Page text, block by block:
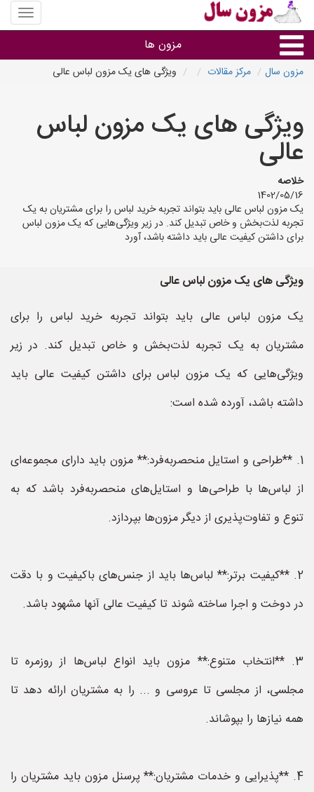
منوی
سایت
سال
مزون ها
استان ها
مزون سال مرکز مقالات ویژگی های یک مزون لباس عالی
ویژگی های یک مزون لباس
عالی
خلاصه
1402/05/16
یک مزون لباس عالی باید بتواند تجربه خرید لباس را برای مشتریان به یک
تجربه لذت‌بخش و خاص تبدیل کند. در زیر ویژگی‌هایی که یک مزون لباس
برای داشتن کیفیت عالی باید داشته باشد، آورد
ویژگی های یک مزون لباس عالی
یک مزون لباس عالی باید بتواند تجربه خرید لباس را برای
مشتریان به یک تجربه لذت‌بخش و خاص تبدیل کند. در زیر
ویژگی‌هایی که یک مزون لباس برای داشتن کیفیت عالی باید
داشته باشد، آورده شده است:
1. **طراحی و استایل منحصربه‌فرد:** مزون باید دارای مجموعه‌ای
از لباس‌ها با طراحی‌ها و استایل‌های منحصربه‌فرد باشد که به
تنوع و تفاوت‌پذیری از دیگر مزون‌ها بپردازد.
2. **کیفیت برتر:** لباس‌ها باید از جنس‌های باکیفیت و با دقت
در دوخت و اجرا ساخته شوند تا کیفیت عالی آنها مشهود باشد.
3. **انتخاب متنوع:** مزون باید انواع لباس‌ها از روزمره تا
مجلسی، از مجلسی تا عروسی و ... را به مشتریان ارائه دهد تا
همه نیازها را بپوشاند.
4. **پذیرایی و خدمات مشتریان:** پرسنل مزون باید مشتریان را